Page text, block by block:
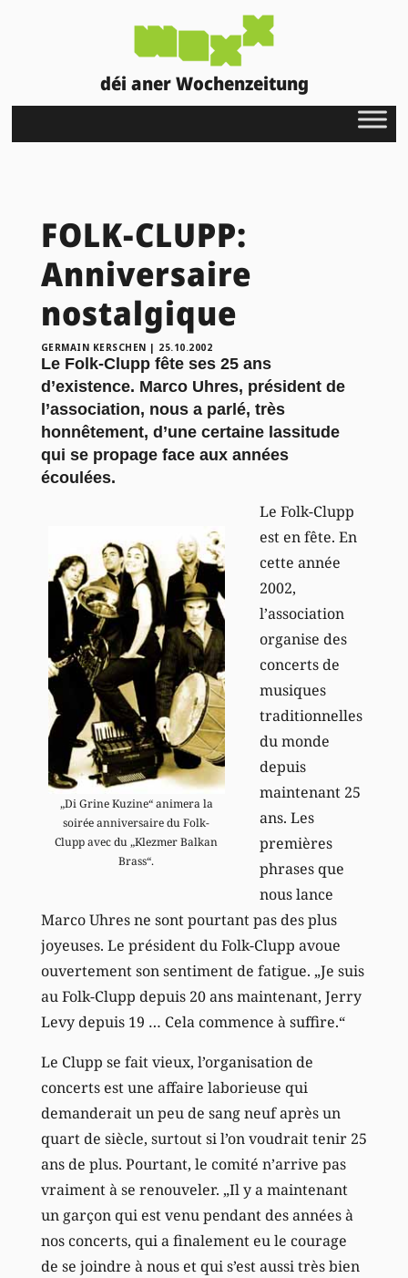
déi aner Wochenzeitung
FOLK-CLUPP:
Anniversaire
nostalgique
GERMAIN KERSCHEN | 25.10.2002
Le Folk-Clupp fête ses 25 ans
d’existence. Marco Uhres, président de
l’association, nous a parlé, très
honnêtement, d’une certaine lassitude
qui se propage face aux années
écoulées.
„Di Grine Kuzine“ animera la
soirée anniversaire du Folk-
Clupp avec du „Klezmer Balkan
Brass“.
Le Folk-Clupp
est en fête. En
cette année
2002,
l’association
organise des
concerts de
musiques
traditionnelles
du monde
depuis
maintenant 25
ans. Les
premières
phrases que
nous lance
Marco Uhres ne sont pourtant pas des plus
joyeuses. Le président du Folk-Clupp avoue
ouvertement son sentiment de fatigue. „Je suis
au Folk-Clupp depuis 20 ans maintenant, Jerry
Levy depuis 19 … Cela commence à suffire.“
Le Clupp se fait vieux, l’organisation de
concerts est une affaire laborieuse qui
demanderait un peu de sang neuf après un
quart de siècle, surtout si l’on voudrait tenir 25
ans de plus. Pourtant, le comité n’arrive pas
vraiment à se renouveler. „Il y a maintenant
un garçon qui est venu pendant des années à
nos concerts, qui a finalement eu le courage
de se joindre à nous et qui s’est aussi très bien